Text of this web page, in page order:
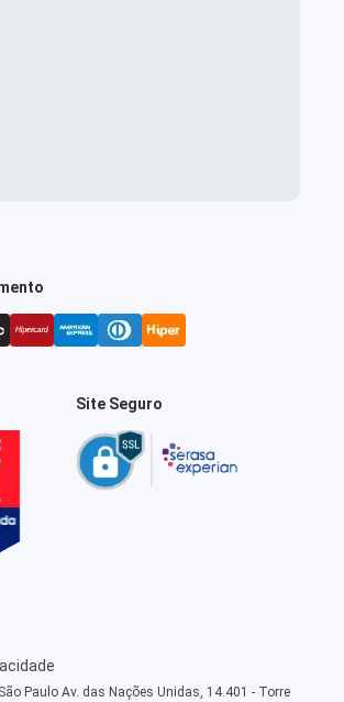
Site Seguro
Paulo Av. das Nações Unidas, 14.401 - Torre